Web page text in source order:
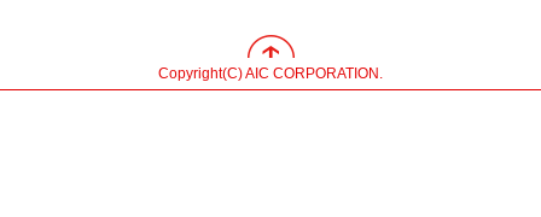
Copyright(C) AIC CORPORATION.